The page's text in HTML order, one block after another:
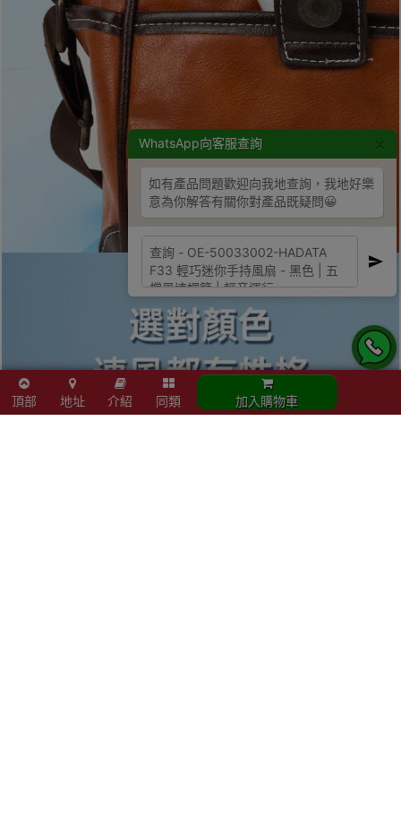
WhatsApp向客服查詢
如有產品問題歡迎向我地查詢，我地好樂
意為你解答有關你對產品既疑問😀
頂部 地址 介紹 同類 加入購物車